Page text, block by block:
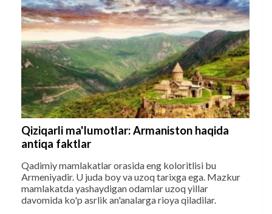
Qiziqarli ma'lumotlar: Armaniston haqida
antiqa faktlar
Qadimiy mamlakatlar orasida eng koloritlisi bu
Armeniyadir. U juda boy va uzoq tarixga ega. Mazkur
mamlakatda yashaydigan odamlar uzoq yillar
davomida ko'p asrlik an'analarga rioya qiladilar.